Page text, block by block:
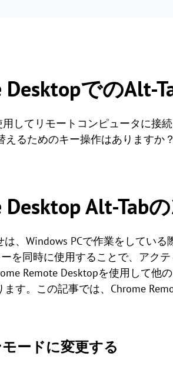
DesktopでのAlt-
用してリモートコンピュータに
るためのキー操作はありますか
Desktop Alt-Tab
、Windows PCで作業をしてい
を同時に使用することで、アク
Remote Desktopを使用して他
す。この記事では、Chrome
ードに変更する